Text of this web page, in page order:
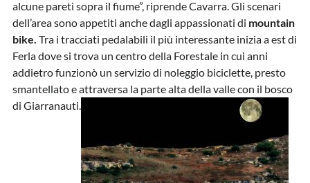
alcune pareti sopra il fiume”, riprende Cavarra. Gli scenari
dell’area sono appetiti anche dagli appassionati di mountain
bike. Tra i tracciati pedalabili il più interessante inizia a est di
Ferla dove si trova un centro della Forestale in cui anni
addietro funzionò un servizio di noleggio biciclette, presto
smantellato e attraversa la parte alta della valle con il bosco
di Giarranauti.